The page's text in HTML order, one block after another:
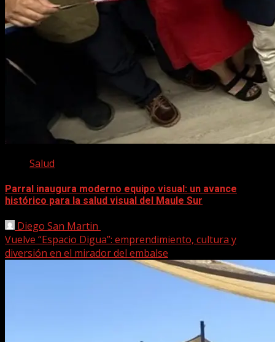
Salud
Parral inaugura moderno equipo visual: un avance
histórico para la salud visual del Maule Sur
Diego San Martin
Vuelve “Espacio Digua”: emprendimiento, cultura y
diversión en el mirador del embalse